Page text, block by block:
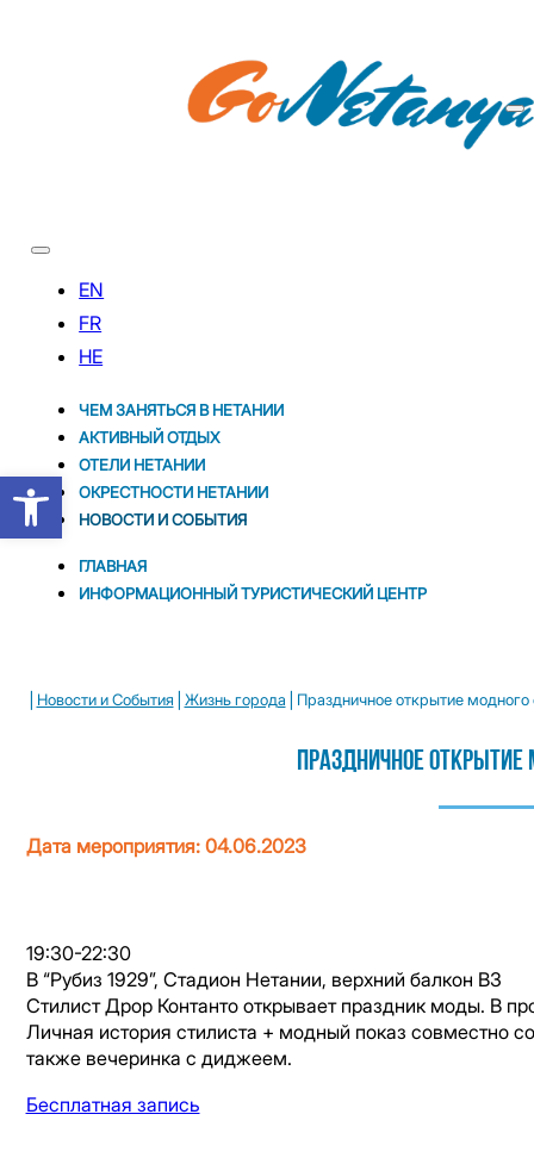
Открыть панель инструментов
ЧЕМ ЗАНЯТЬСЯ В НЕТАНИИ
АКТИВНЫЙ ОТДЫХ
ОТЕЛИ НЕТАНИИ
ОКРЕСТНОСТИ НЕТАНИИ
НОВОСТИ И CОБЫТИЯ
ГЛАВНАЯ
ИНФОРМАЦИОННЫЙ ТУРИСТИЧЕСКИЙ ЦЕНТР
| Новости и Cобытия | Жизнь города | Праздничное открытие модного
Праздничное
Дата мероприятия: 04.06.2023
19:30-22:30
В “Рубиз 1929”, Стадион Нетании, верхний балкон В3
Стилист Дрор Контанто открывает праздник моды. В
Личная история стилиста + модный показ совместно
также вечеринка с диджеем.
Бесплатная запись